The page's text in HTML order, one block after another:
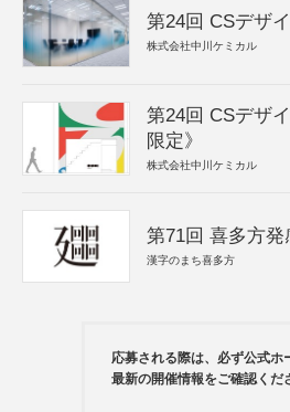
第24回 CSデザ
株式会社中川ケミカル
第24回 CSデザ
限定》
株式会社中川ケミカル
第71回 喜多方
漢字のまち喜多方
応募される際は、必ず公式ホ
最新の開催情報をご確認くだ